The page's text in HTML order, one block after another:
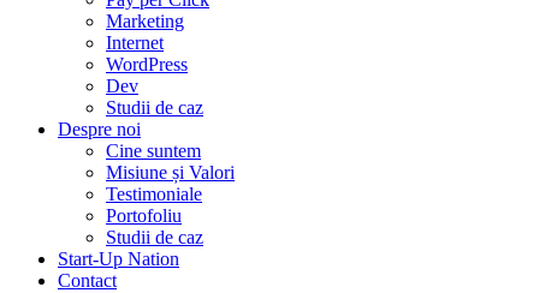
Marketing
Internet
WordPress
Dev
Studii de caz
Despre noi
Cine suntem
Misiune și Valori
Testimoniale
Portofoliu
Studii de caz
Start-Up Nation
Contact